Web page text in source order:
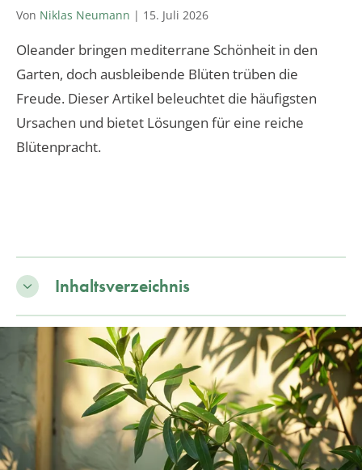
Von Niklas Neumann | 15. Juli 2026
Oleander bringen mediterrane Schönheit in den
Garten, doch ausbleibende Blüten trüben die
Freude. Dieser Artikel beleuchtet die häufigsten
Ursachen und bietet Lösungen für eine reiche
Blütenpracht.
Inhaltsverzeichnis